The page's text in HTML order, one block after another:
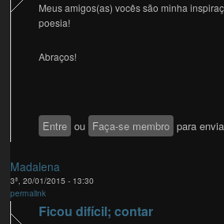
Meus amigos(as) vocês são minha
poesia!
Abraços!
Entre ou Faça-se membro para
Madalena
3ª, 20/01/2015 - 13:30
permalink
Ficou difícil; contar